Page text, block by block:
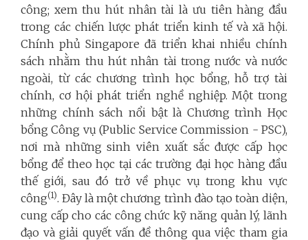
công; xem thu hút nhân tài là ưu tiên hàng đầu
trong các chiến lược phát triển kinh tế và xã hội.
Chính phủ Singapore đã triển khai nhiều chính
sách nhằm thu hút nhân tài trong nước và nước
ngoài, từ các chương trình học bổng, hỗ trợ tài
chính, cơ hội phát triển nghề nghiệp. Một trong
những chính sách nổi bật là Chương trình Học
bổng Công vụ (Public Service Commission - PSC),
nơi mà những sinh viên xuất sắc được cấp học
bổng để theo học tại các trường đại học hàng đầu
thế giới, sau đó trở về phục vụ trong khu vực
công(1). Đây là một chương trình đào tạo toàn diện,
cung cấp cho các công chức kỹ năng quản lý, lãnh
đạo và giải quyết vấn đề thông qua việc tham gia